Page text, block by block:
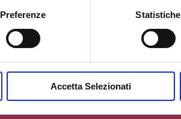
Preferenze Statistiche
Accetta Selezionati
Contribuisci al glossario